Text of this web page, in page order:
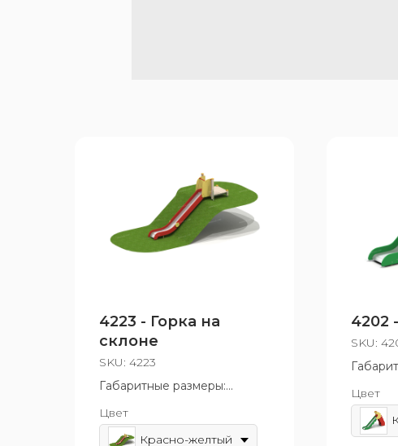
4223 - Горка на
склоне
SKU: 4223
Габаритные размеры:
Возрастная группа: от 6 до
12 лет
Цвет
Красно-желтый
4202
SKU:
10 лет
Цвет